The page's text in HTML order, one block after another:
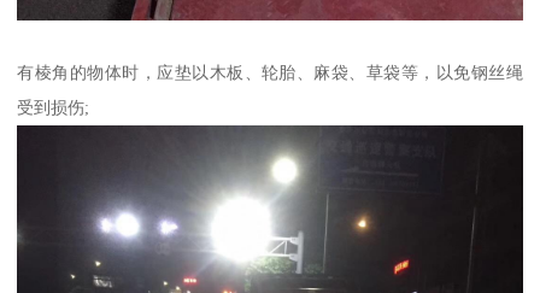
有棱角的物体时，应垫以木板、轮胎、麻袋、草袋等，以免钢丝绳
受到损伤;